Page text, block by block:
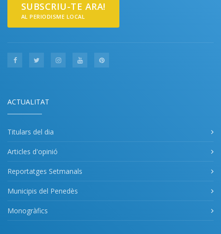
SUBSCRIU-TE ARA!
AL PERIODISME LOCAL
ACTUALITAT
Titulars del dia
Articles d'opinió
Reportatges Setmanals
Municipis del Penedès
Monogràfics